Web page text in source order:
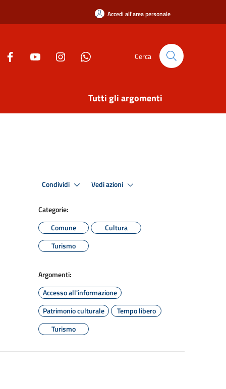
Accedi all'area personale
Cerca
Tutti gli argomenti
Condividi Vedi azioni
Categorie:
Comune
Cultura
Turismo
Argomenti:
Accesso all'informazione
Patrimonio culturale
Tempo libero
Turismo